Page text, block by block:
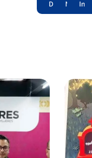
Destacadas
Nacional